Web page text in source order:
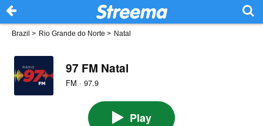
Brazil > Rio Grande do Norte > Natal
97 FM Natal
FM · 97.9
Play